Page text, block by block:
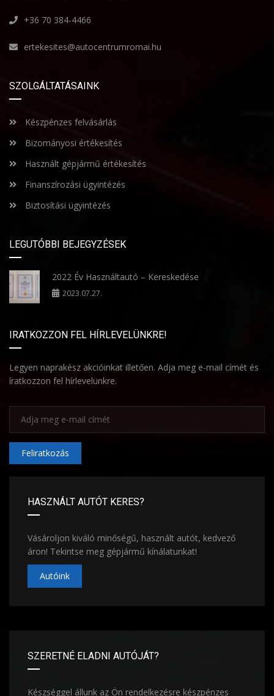
+36 70 384-4466
ertekesites@autocentrumromai.hu
SZOLGÁLTATÁSAINK
Készpénzes felvásárlás
Bizományosi értékesítés
Használt gépjármű értékesítés
Finanszírozási ügyintézés
Biztosítási ügyintézés
LEGUTÓBBI BEJEGYZÉSEK
2022 Év Használtautó – Kereskedése
2023.07.27.
IRATKOZZON FEL HÍRLEVELÜNKRE!
Legyen naprakész akcióinkat illetően. Adja meg e-mail címét és
íratkozzon fel hírlevelünkre.
Feliratkozás
HASZNÁLT AUTÓT KERES?
Vásároljon kiváló minőségű, használt autót, kedvező
áron! Tekintse meg gépjármű kínálatunkat!
Autóink
SZERETNÉ ELADNI AUTÓJÁT?
Készséggel állunk az Ön rendelkezésre készpénzes